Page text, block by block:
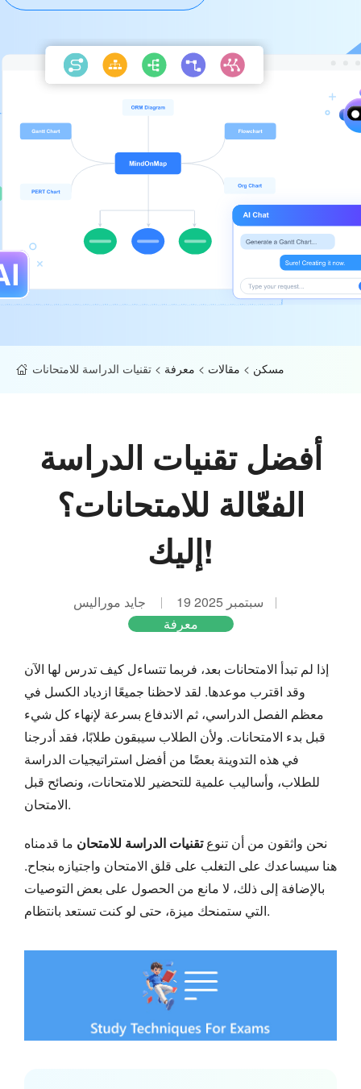
مسكن > مقالات > معرفة > تقنيات الدراسة للامتحانات
أفضل تقنيات الدراسة
الفعّالة للامتحانات؟
إليك!
جايد موراليس
19 سبتمبر 2025
معرفة
إذا لم تبدأ الامتحانات بعد، فربما تتساءل كيف تدرس لها الآن
وقد اقترب موعدها. لقد لاحظنا جميعًا ازدياد الكسل في
معظم الفصل الدراسي، ثم الاندفاع بسرعة لإنهاء كل شيء
قبل بدء الامتحانات. ولأن الطلاب سيبقون طلابًا، فقد أدرجنا
في هذه التدوينة بعضًا من أفضل استراتيجيات الدراسة
للطلاب، وأساليب علمية للتحضير للامتحانات، ونصائح قبل
الامتحان.
نحن واثقون من أن تنوعتقنيات الدراسة للامتحان ما قدمناه
هنا سيساعدك على التغلب على قلق الامتحان واجتيازه بنجاح.
بالإضافة إلى ذلك، لا مانع من الحصول على بعض التوصيات
التي ستمنحك ميزة، حتى لو كنت تستعد بانتظام.